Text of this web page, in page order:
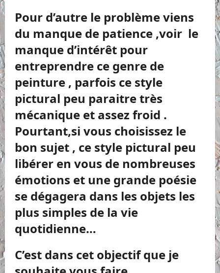
Pour d’autre le problème viens
du manque de patience ,voir le
manque d’intérêt pour
entreprendre ce genre de
peinture , parfois ce style
pictural peu paraitre très
mécanique et assez froid .
Pourtant,si vous choisissez le
bon sujet , ce style pictural peu
libérer en vous de nombreuses
émotions et une grande poésie
se dégagera dans les objets les
plus simples de la vie
quotidienne…
C’est dans cet objectif que je